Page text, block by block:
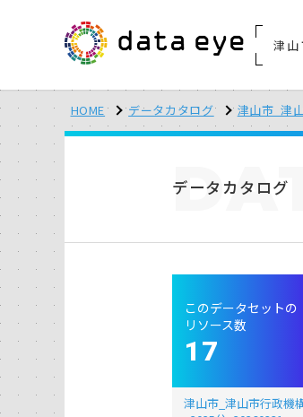
津山
HOME データカタログ 津山市_津
データカタログ
このデータセットの
リソース数
17
津山市_津山市行政機